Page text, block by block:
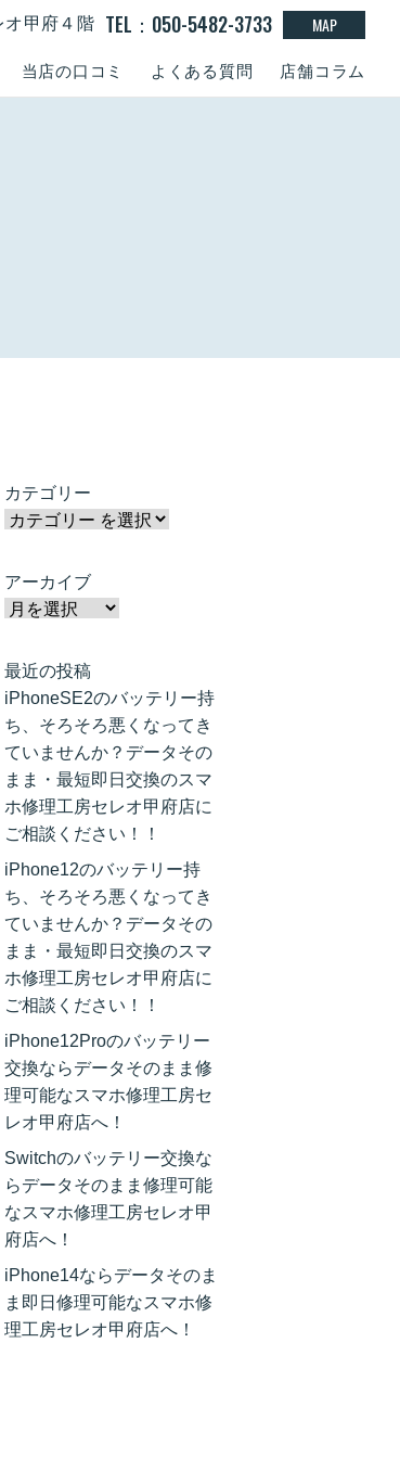
当店の口コミ よくある質問 店舗コラム
オ甲府４階 TEL：050-5482-3733 MAP
カテゴリー
アーカイブ
最近の投稿
iPhoneSE2のバッテリー持
ち、そろそろ悪くなってき
ていませんか？データその
まま・最短即日交換のスマ
ホ修理工房セレオ甲府店に
ご相談ください！！
iPhone12のバッテリー持
ち、そろそろ悪くなってき
ていませんか？データその
まま・最短即日交換のスマ
ホ修理工房セレオ甲府店に
ご相談ください！！
iPhone12Proのバッテリー
交換ならデータそのまま修
理可能なスマホ修理工房セ
レオ甲府店へ！
Switchのバッテリー交換な
らデータそのまま修理可能
なスマホ修理工房セレオ甲
府店へ！
iPhone14ならデータそのま
ま即日修理可能なスマホ修
理工房セレオ甲府店へ！